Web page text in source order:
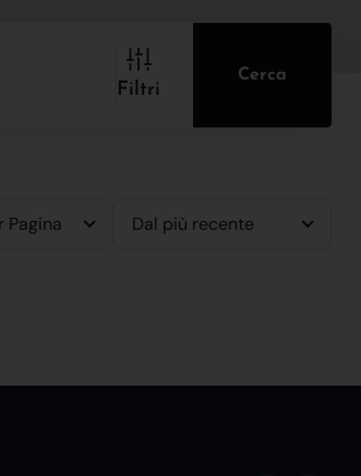
Filtri
Cerca
Pagina Dal più recente